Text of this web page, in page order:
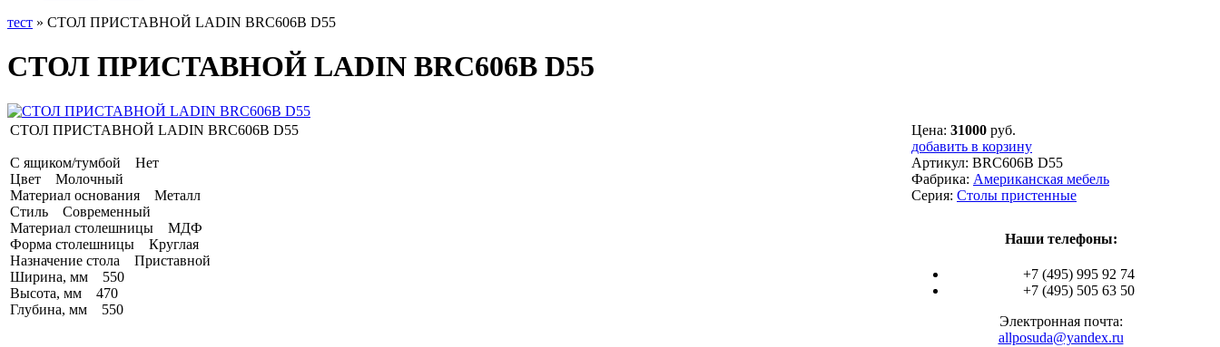
тест » СТОЛ ПРИСТАВНОЙ LADIN BRC606B D55
СТОЛ ПРИСТАВНОЙ LADIN BRC606B D55
СТОЛ ПРИСТАВНОЙ LADIN BRC606B D55
С ящиком/тумбой Нет
Цвет Молочный
Материал основания Металл
Стиль Современный
Материал столешницы МДФ
Форма столешницы Круглая
Назначение стола Приставной
Ширина, мм 550
Высота, мм 470
Глубина, мм 550
Цена: 31000 руб.
добавить в корзину
Артикул: BRC606B D55
Фабрика: Американская мебель
Серия: Столы пристенные
Наши телефоны:
+7 (495) 995 92 74
+7 (495) 505 63 50
Электронная почта:
allposuda@yandex.ru